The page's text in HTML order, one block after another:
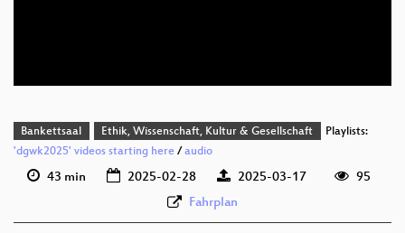
Bankettsaal Ethik, Wissenschaft, Kultur & Gesellschaft
Playlists:
'dgwk2025' videos starting here /audio
43 min 2025-02-28 2025-03-17
95
Fahrplan